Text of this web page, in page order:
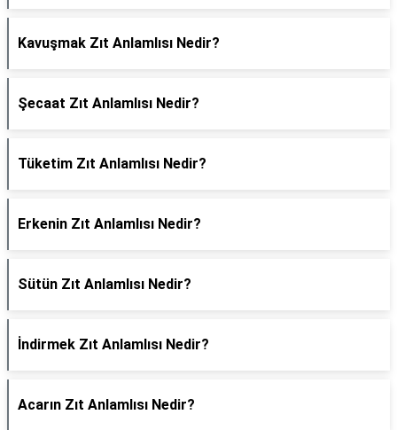
Kavuşmak Zıt Anlamlısı Nedir?
Şecaat Zıt Anlamlısı Nedir?
Tüketim Zıt Anlamlısı Nedir?
Erkenin Zıt Anlamlısı Nedir?
Sütün Zıt Anlamlısı Nedir?
İndirmek Zıt Anlamlısı Nedir?
Acarın Zıt Anlamlısı Nedir?